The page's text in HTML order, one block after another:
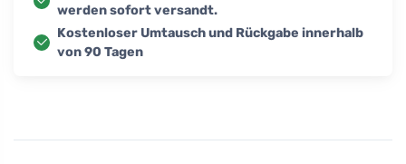
werden sofort versandt.
Kostenloser Umtausch und Rückgabe innerhalb
von 90 Tagen